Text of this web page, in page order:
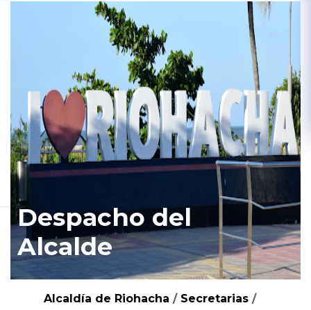
Despacho del
Alcalde
Alcaldía de Riohacha / Secretarias /